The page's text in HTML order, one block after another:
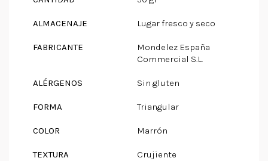
ALMACENAJE Lugar fresco y seco
FABRICANTE
Mondelez España
Commercial S.L.
ALÉRGENOS Sin gluten
FORMA Triangular
COLOR Marrón
TEXTURA Crujiente